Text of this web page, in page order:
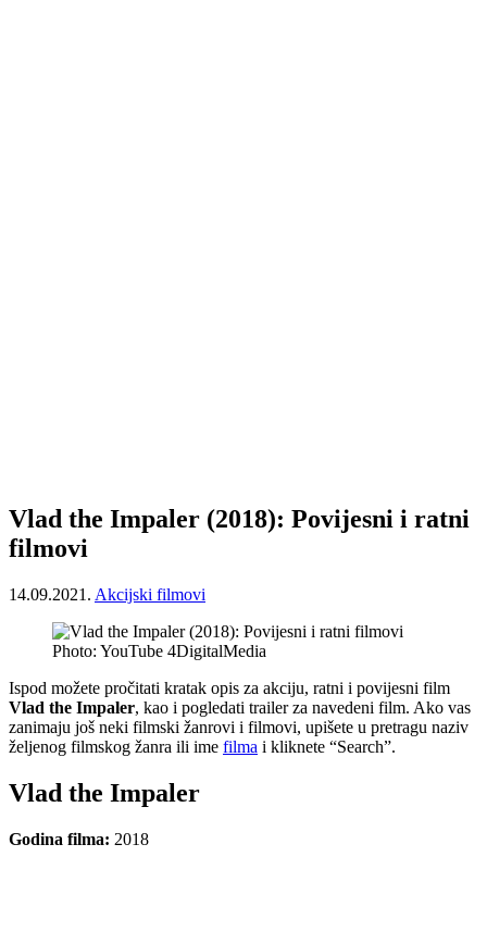
Vlad the Impaler (2018): Povijesni i ratni
filmovi
14.09.2021. Akcijski filmovi
Photo: YouTube 4DigitalMedia
Ispod možete pročitati kratak opis za akciju, ratni i povijesni film
Vlad the Impaler, kao i pogledati trailer za navedeni film. Ako vas
zanimaju još neki filmski žanrovi i filmovi, upišete u pretragu naziv
željenog filmskog žanra ili ime filma i kliknete “Search”.
Vlad the Impaler
Godina filma: 2018